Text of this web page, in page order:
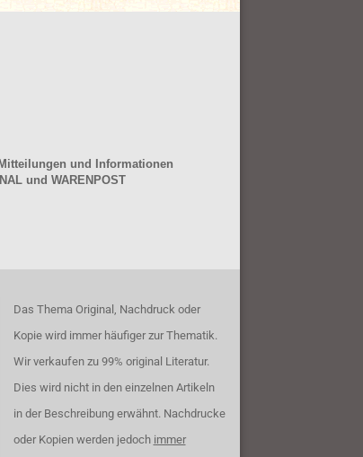
und Informationen
und WARENPOST
Das Thema Original, Nachdruck oder
Kopie wird immer häufiger zur Thematik.
Wir verkaufen zu 99% original Literatur.
Dies wird nicht in den einzelnen Artikeln
in der Beschreibung erwähnt. Nachdrucke
oder Kopien werden jedoch immer